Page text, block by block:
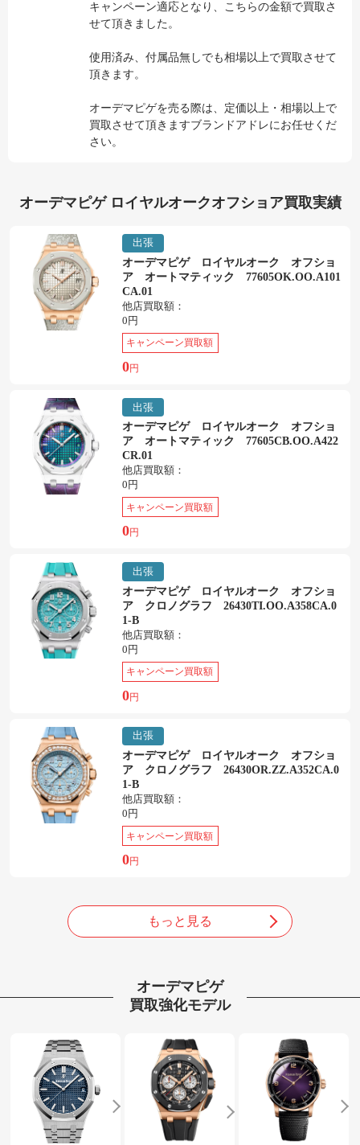
キャンペーン適応となり、こちらの金額で買取さ
せて頂きました。
使用済み、付属品無しでも相場以上で買取させて
頂きます。
オーデマピゲを売る際は、定価以上・相場以上で
買取させて頂きますブランドアドレにお任せくだ
さい。
オーデマピゲ ロイヤルオークオフショア買取実績
出張
オーデマピゲ ロイヤルオーク オフショ
ア オートマティック 77605OK.OO.A101
CA.01
他店買取額：
0円
キャンペーン買取額
0円
出張
オーデマピゲ ロイヤルオーク オフショ
ア オートマティック 77605CB.OO.A422
CR.01
他店買取額：
0円
キャンペーン買取額
0円
出張
オーデマピゲ ロイヤルオーク オフショ
ア クロノグラフ 26430TI.OO.A358CA.0
1-B
他店買取額：
0円
キャンペーン買取額
0円
出張
オーデマピゲ ロイヤルオーク オフショ
ア クロノグラフ 26430OR.ZZ.A352CA.0
1-B
他店買取額：
0円
キャンペーン買取額
0円
もっと見る
オーデマピゲ
買取強化モデル